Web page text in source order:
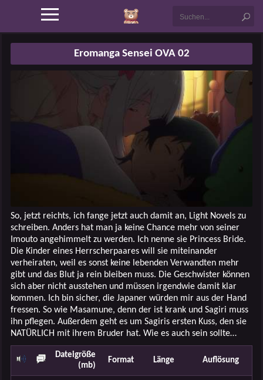
Eromanga Sensei OVA 02
So, jetzt reichts, ich fange jetzt auch damit an, Light Novels zu
schreiben. Anders hat man ja keine Chance mehr von seiner
Imouto angehimmelt zu werden. Ich nenne sie Princess Bride.
Die Kinder eines Herrscherpaares will sie miteinander
verheiraten, weil es sonst keine lebenden Verwandten mehr
gibt und das Blut ja rein bleiben muss. Die Geschwister können
sich aber nicht ausstehen und müssen irgendwie damit klar
kommen. Ich bin sicher, die Japaner würden mir aus der Hand
fressen. So wie Masamune, denn der ist krank und Sagiri muss
ihn pflegen. Außerdem geht es um Sagiris ersten Kuss, den sie
NATÜRLICH mit ihrem Bruder hat. Wie es auch sein sollte…
Dateigröße
(mb)
Format Länge Auflösung